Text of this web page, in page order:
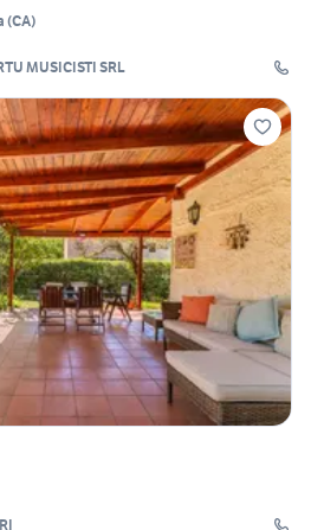
(CA)
MUSICISTI SRL